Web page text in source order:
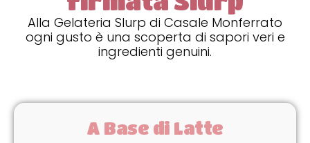
Alla Gelateria Slurp di Casale Monferrato
ogni gusto è una scoperta di sapori veri e
ingredienti genuini.
A Base di Latte